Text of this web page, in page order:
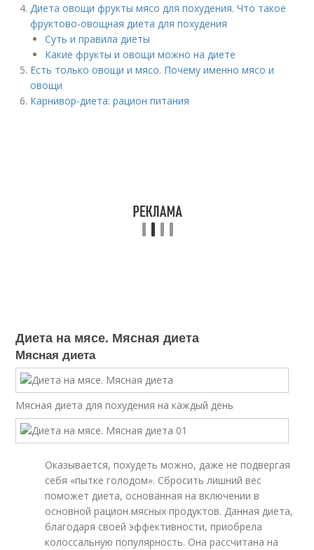
Диета овощи фрукты мясо для похудения. Что такое
фруктово-овощная диета для похудения
Суть и правила диеты
Какие фрукты и овощи можно на диете
Есть только овощи и мясо. Почему именно мясо и
овощи
Карнивор-диета: рацион питания
Диета на мясе. Мясная диета
Мясная диета
Мясная диета для похудения на каждый день
Оказывается, похудеть можно, даже не подвергая
себя «пытке голодом». Сбросить лишний вес
поможет диета, основанная на включении в
основной рацион мясных продуктов. Данная диета,
благодаря своей эффективности, приобрела
колоссальную популярность. Она рассчитана на